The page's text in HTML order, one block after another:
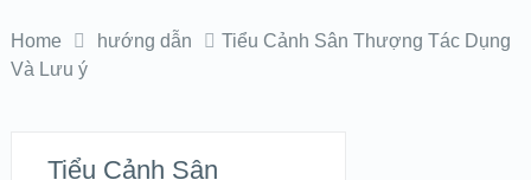
Home hướng dẫn
Tiểu Cảnh Sân Thượng Tác Dụng
Và Lưu ý
Tiểu Cảnh Sân